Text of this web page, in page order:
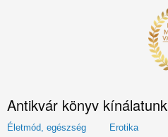
Antikvár könyv kínálatunk
Életmód, egészség Erotika